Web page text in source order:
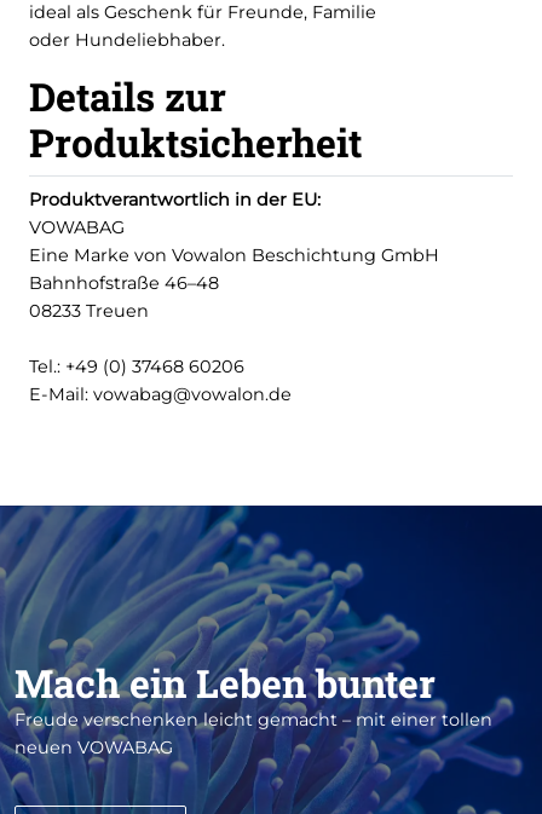
ideal als Geschenk für Freunde, Familie
oder Hundeliebhaber.
Details zur
Produktsicherheit
Produktverantwortlich in der EU:
VOWABAG
Eine Marke von Vowalon Beschichtung GmbH
Bahnhofstraße 46–48
08233 Treuen
Tel.: +49 (0) 37468 60206
E-Mail: vowabag@vowalon.de
Mach ein Leben bunter
Freude verschenken leicht gemacht – mit einer tollen
neuen VOWABAG